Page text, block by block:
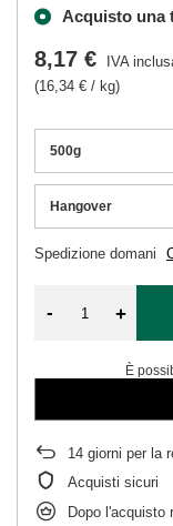
Acquisto una
500g
Hangover
Spedizione domani
8,17 € IVA
(16,34 € / kg)
- +
È
14 giorni per la
Acquisti sicuri
Dopo l'acquisto